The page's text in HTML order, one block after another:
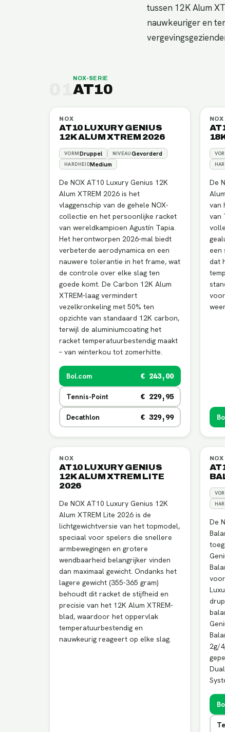
tussen 12K Alum
nauwkeuriger en
NOX-SERIE
AT10
NOX
AT10 LUXURY GENIUS
12K ALUM XTREM 2026
VORMDruppel NIVEAUGevorderd
HARDHEIDMedium
De NOX AT10 Luxury Genius 12K
Alum XTREM 2026 is het
vlaggenschip van de gehele NOX-
collectie en het persoonlijke racket
van wereldkampioen Agustín Tapia.
Het herontworpen 2026-mal biedt
verbeterde aerodynamica en een
nauwere tolerantie in het frame, wat
de controle over elke slag ten
goede komt. De Carbon 12K Alum
XTREM-laag vermindert
vezelkronkeling met 50% ten
opzichte van standaard 12K carbon,
terwijl de aluminiumcoating het
racket temperatuurbestendig maakt
– van winterkou tot zomerhitte.
Bol.com € 243,00
Tennis-Point € 229,95
Decathlon € 329,99
NOX
De
van
van
een
dat
NOX
AT10 LUXURY GENIUS
12K ALUM XTREM LITE
2026
De NOX AT10 Luxury Genius 12K
Alum XTREM Lite 2026 is de
lichtgewichtversie van het topmodel,
speciaal voor spelers die snellere
armbewegingen en grotere
wendbaarheid belangrijker vinden
dan maximaal gewicht. Ondanks het
lagere gewicht (355-365 gram)
behoudt dit racket de stijfheid en
precisie van het 12K Alum XTREM-
blad, waardoor het oppervlak
temperatuurbestendig en
nauwkeurig reageert op elke slag.
NOX
De
2g/